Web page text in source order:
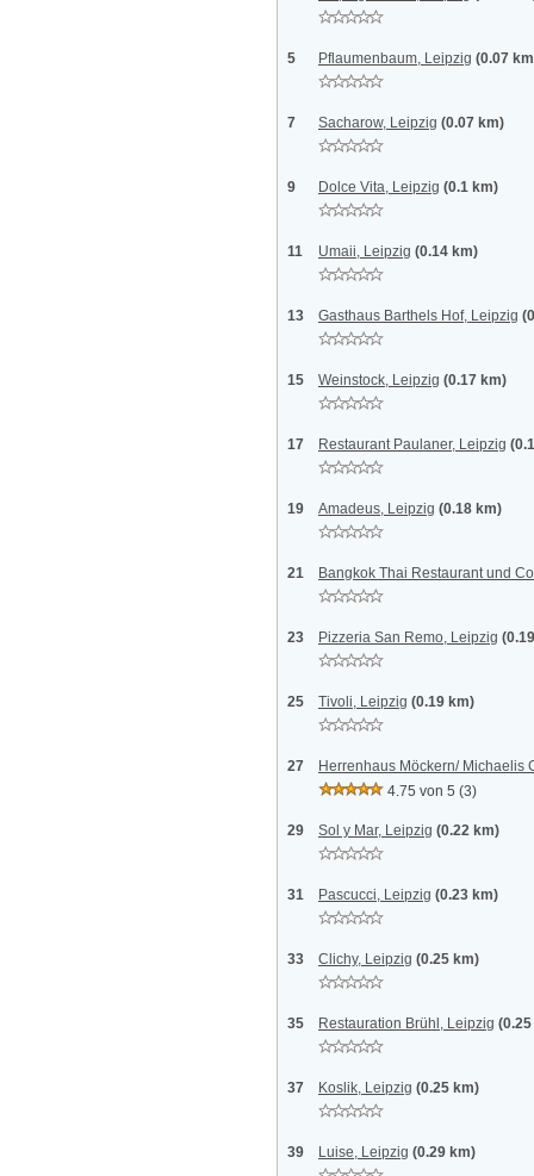
5 Pflaumenbaum, Leipzig (0.07
7 Sacharow, Leipzig (0.07 km)
9 Dolce Vita, Leipzig (0.1 km)
11 Umaii, Leipzig (0.14 km)
13 Gasthaus Barthels Hof, Leipzig
15 Weinstock, Leipzig (0.17 km)
17 Restaurant Paulaner, Leipzig
19 Amadeus, Leipzig (0.18 km)
21 Bangkok Thai Restaurant und
23 Pizzeria San Remo, Leipzig
25 Tivoli, Leipzig (0.19 km)
27
Herrenhaus Möckern/ Michaelis
4.75 von 5 (3)
29 Sol y Mar, Leipzig (0.22 km)
31 Pascucci, Leipzig (0.23 km)
33 Clichy, Leipzig (0.25 km)
35 Restauration Brühl, Leipzig
37 Koslik, Leipzig (0.25 km)
39 Luise, Leipzig (0.29 km)